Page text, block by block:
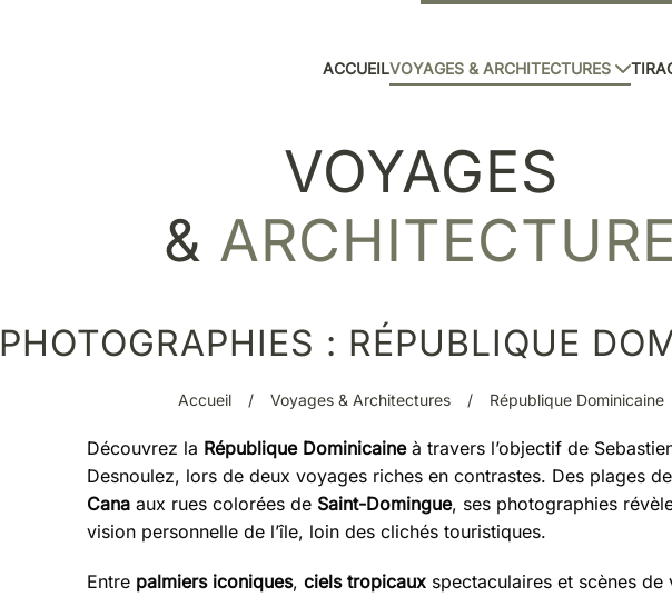
ACCUEILVOYAGES & ARCHITECTURES
VOYAGES
& ARCHITECTURE
PHOTOGRAPHIES : RÉPUBLIQUE
Accueil Voyages & Architectures République Dominicaine
Découvrez la République Dominicaineà travers l’objectif de
Desnoulez, lors de deux voyages riches en contrastes. Des plages de
Cana aux rues colorées de Saint-Domingue, ses photographies
vision personnelle de l’île, loin des clichés touristiques.
Entre palmiers iconiques, ciels tropicaux spectaculaires et scènes de